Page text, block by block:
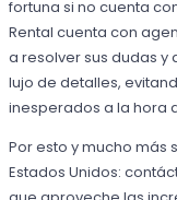
fortuna si no cuenta
Rental cuenta con
a resolver sus dudas y
lujo de detalles,
inesperados a la hora
Por esto y mucho más
Estados Unidos: